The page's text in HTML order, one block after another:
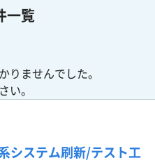
一覧
りませんでした。
い。
システム刷新/テスト工